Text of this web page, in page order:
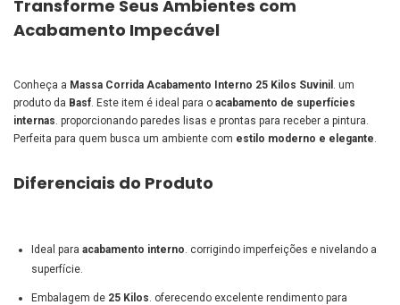
Transforme Seus Ambientes com
Acabamento Impecável
Conheça a Massa Corrida Acabamento Interno 25 Kilos Suvinil . um
produto da Basf. Este item é ideal para o acabamento de superfícies
internas. proporcionando paredes lisas e prontas para receber a pintura.
Perfeita para quem busca um ambiente com estilo moderno e elegante.
Diferenciais do Produto
Ideal para acabamento interno. corrigindo imperfeições e nivelando a
superfície.
Embalagem de 25 Kilos. oferecendo excelente rendimento para